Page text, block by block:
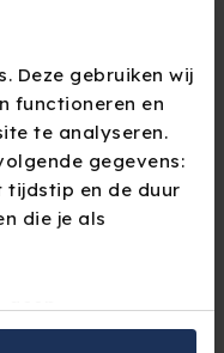
Deze gebruiken wij
functioneren en
te analyseren.
gegevens:
tijdstip en de duur
die je als
geen
die bezoekers